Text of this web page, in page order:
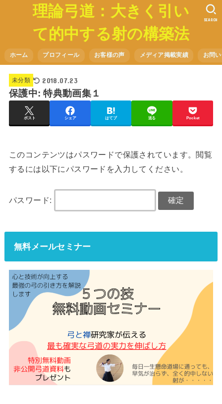
理論弓道：大きく引い
て的中する射の構築法
ホーム プロフィール お客様の声 メディア掲載実績 お問
SEARCH
未分類 2018.07.23
保護中: 特典動画集１
ポスト シェア はてブ 送る Pocket
このコンテンツはパスワードで保護されています。閲覧
するには以下にパスワードを入力してください。
パスワード:
無料メールセミナー